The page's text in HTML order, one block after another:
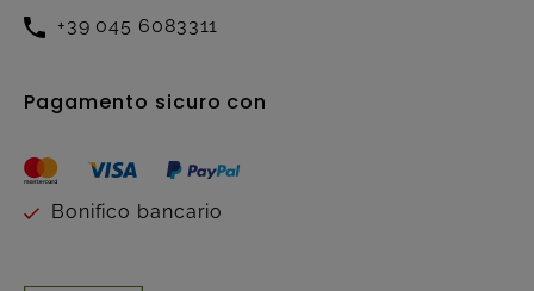
+39 045 6083311
Pagamento sicuro con
Bonifico bancario